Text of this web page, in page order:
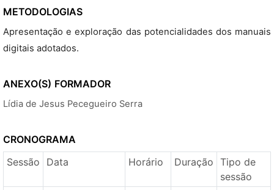
METODOLOGIAS
Apresentação e exploração das potencialidades dos manuais
digitais adotados.
ANEXO(S) FORMADOR
Lídia de Jesus Pecegueiro Serra
CRONOGRAMA
Sessão
Data Horário Duração Tipo de
sessão